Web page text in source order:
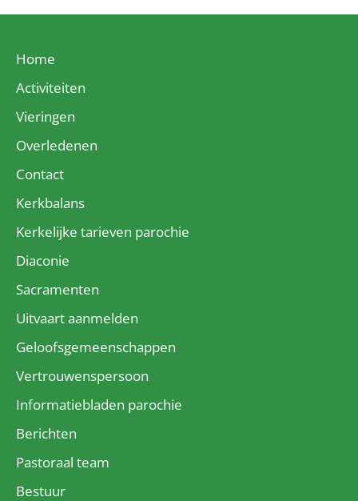
Home
Activiteiten
Vieringen
Overledenen
Contact
Kerkbalans
Kerkelijke tarieven parochie
Diaconie
Sacramenten
Uitvaart aanmelden
Geloofsgemeenschappen
Vertrouwenspersoon
Informatiebladen parochie
Berichten
Pastoraal team
Bestuur